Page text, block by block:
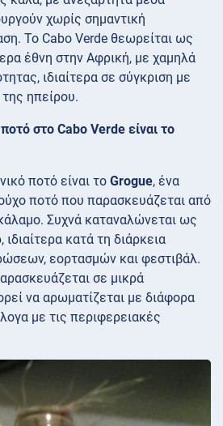
χωρίς σημαντική
Το Cabo Verde θεωρείται ως
έθνη στην Αφρική, με χαμηλά
ιδιαίτερα σε σύγκριση με
ηπείρου.
στο Cabo Verde είναι το
ποτό είναι το Grogue, ένα
ποτό που παρασκευάζεται από
Συχνά καταναλώνεται ως
ιδιαίτερα κατά τη διάρκεια
εορτασμών και φεστιβάλ.
σε μικρά
να αρωματίζεται με διάφορα
με τις περιφερειακές